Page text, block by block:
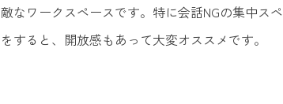
敵なワークスペースです。特に会話NGの集中ス
をすると、開放感もあって大変オススメです。